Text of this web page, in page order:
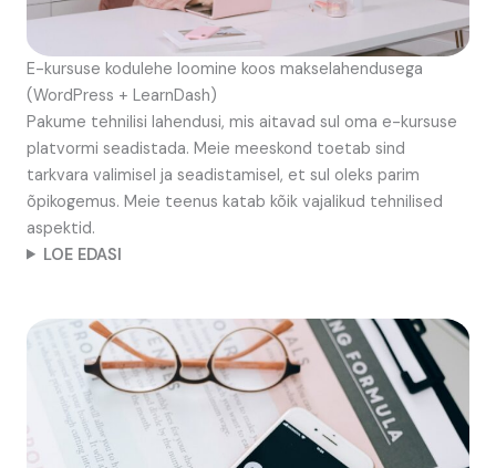
E-kursuse kodulehe loomine koos makselahendusega
(WordPress + LearnDash)
Pakume tehnilisi lahendusi, mis aitavad sul oma e-kursuse
platvormi seadistada. Meie meeskond toetab sind
tarkvara valimisel ja seadistamisel, et sul oleks parim
õpikogemus. Meie teenus katab kõik vajalikud tehnilised
aspektid.
LOE EDASI